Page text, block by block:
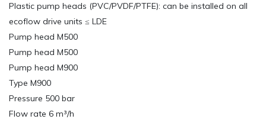
Plastic pump heads (PVC/PVDF/PTFE): can be installed on all
ecoflow drive units ≤ LDE
Pump head M500
Pump head M500
Pump head M900
Type M900
Pressure 500 bar
Flow rate 6 m³/h